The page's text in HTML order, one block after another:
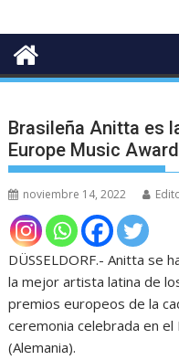
Brasileña Anitta es
Europe Music
noviembre 14, 2022
DÜSSELDORF.- Anitta se
la mejor artista latina de
premios europeos de la
ceremonia celebrada en
(Alemania).